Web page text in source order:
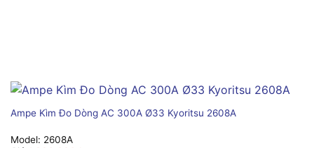
Ampe Kìm Đo Dòng AC 300A Ø33 Kyoritsu 2608A
Model: 2608A